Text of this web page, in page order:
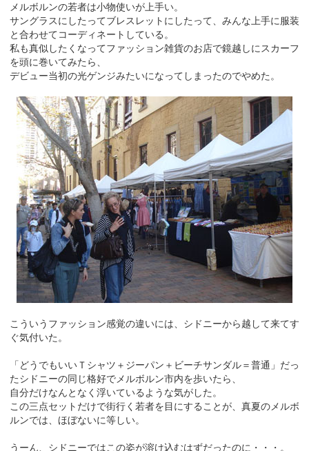
メルボルンの若者は小物使いが上手い。
サングラスにしたってブレスレットにしたって、みんな上手に服装
と合わせてコーディネートしている。
私も真似したくなってファッション雑貨のお店で鏡越しにスカーフ
を頭に巻いてみたら、
デビュー当初の光ゲンジみたいになってしまったのでやめた。
こういうファッション感覚の違いには、シドニーから越して来てす
ぐ気付いた。
「どうでもいいＴシャツ＋ジーパン＋ビーチサンダル＝普通」だっ
たシドニーの同じ格好でメルボルン市内を歩いたら、
自分だけなんとなく浮いているような気がした。
この三点セットだけで街行く若者を目にすることが、真夏のメルボ
ルンでは、ほぼないに等しい。
うーん、シドニーではこの姿が溶け込むはずだったのに・・・。